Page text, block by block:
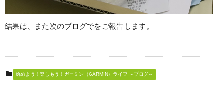
結果は、また次のブログでをご報告します。
始めよう！楽しもう！ガーミン（GARMIN）ライフ ～ブログ～